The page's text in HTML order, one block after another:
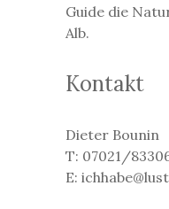
Guide die
Alb.
Kontakt
Dieter Bounin
T: 07021/
E: